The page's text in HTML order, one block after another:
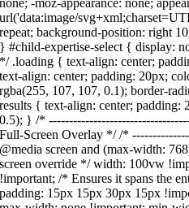
none; -moz-appearance: none;
url('data:image/
repeat; background-position: right
} #child-expertise-select { display:
*/ .loading { text-align: center;
text-align: center; padding: 20px;
rgba(255, 107, 107, 0.1); border-
results { text-align: center; padding:
0.5); } /*
Full-Screen Overlay */ /*
@media screen and (max-width:
screen override */ width: 100vw
!important; /* Ensures it spans the
padding: 15px 15px 30px 15px